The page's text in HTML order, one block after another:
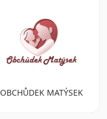
OBCHŮDEK MATÝSEK